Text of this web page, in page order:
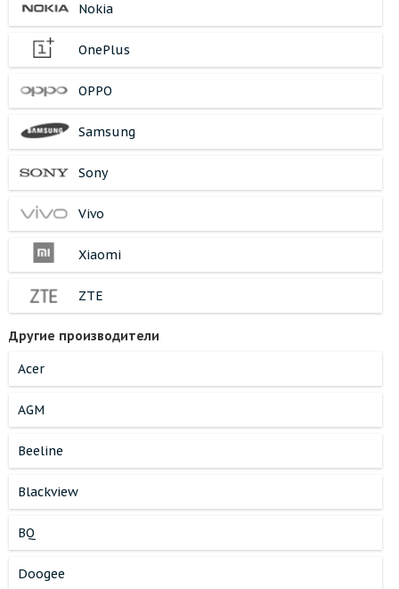
Nokia
OnePlus
OPPO
Samsung
Sony
Vivo
Xiaomi
ZTE
Другие производители
Acer
AGM
Beeline
Blackview
BQ
Doogee